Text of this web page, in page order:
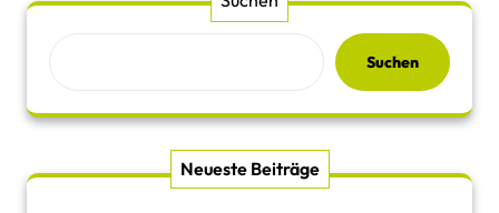
Suchen
Neueste Beiträge